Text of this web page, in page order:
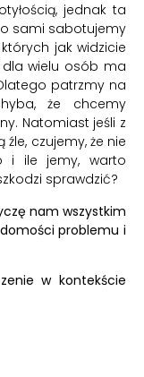
jednak ta
sami sabotujemy
jak widzicie
dla wielu osób ma
patrzmy na
że chcemy
Natomiast jeśli z
czujemy, że nie
i ile jemy, warto
sprawdzić?
nam wszystkim
problemu i
w kontekście